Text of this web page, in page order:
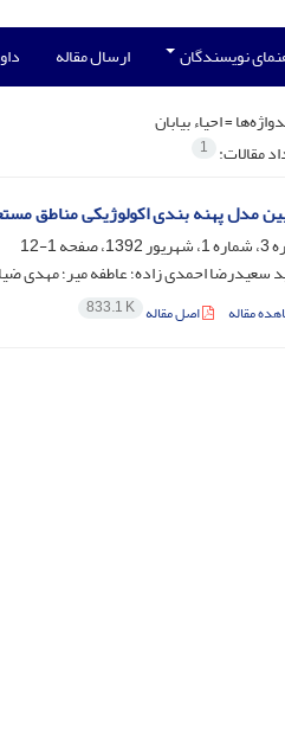
نویسندگان ارسال مقاله
=احیاء بیابان
مقالات: 1
مدل پهنه بندی اکولوژیکی مناطق
صفحه
1-12
سعیدرضا احمدی زاده؛ عاطفه میر؛ مهدی
مقاله اصل مقاله 833.1 K